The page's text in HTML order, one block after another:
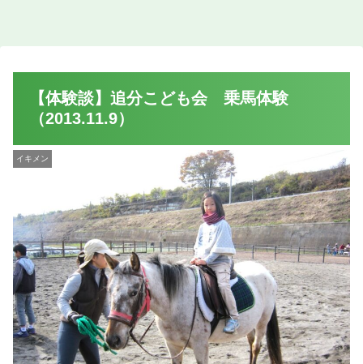
【体験談】追分こども会 乗馬体験
（2013.11.9）
イキメン